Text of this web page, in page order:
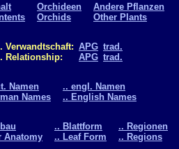
Orchideen
Orchids
Andere Pflanzen
Other Plants
Verwandtschaft:
Relationship:
APG
APG
trad.
trad.
Namen
Names
.. engl. Namen
.. English Names
Anatomy
.. Blattform
.. Leaf Form
.. Regionen
.. Regions